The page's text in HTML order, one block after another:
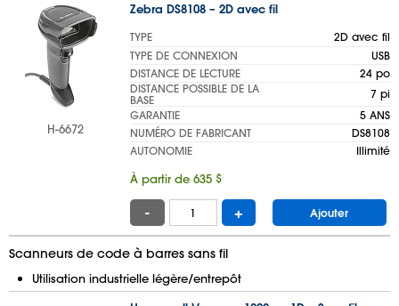
H-6672
Zebra DS8108 – 2D avec fil
TYPE
2D avec fil
TYPE DE CONNEXION
USB
DISTANCE DE LECTURE
24 po
DISTANCE POSSIBLE DE LA
BASE
7 pi
GARANTIE
5 ANS
NUMÉRO DE FABRICANT
DS8108
AUTONOMIE
Illimité
À partir de 635 $
- + Ajouter
Scanneurs de code à barres sans fil
Utilisation industrielle légère/entrepôt